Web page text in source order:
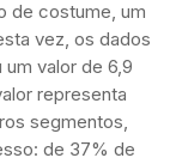
de costume, um
vez, os dados
valor de 6,9
representa
segmentos,
de 37% de